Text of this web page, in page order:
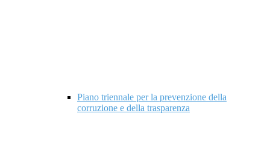
Piano triennale per la prevenzione della
corruzione e della trasparenza